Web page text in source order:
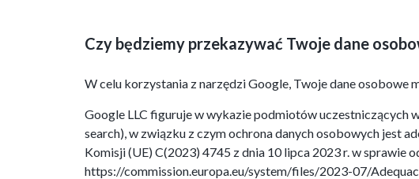
Czy będziemy przekazywać Twoje dane
W celu korzystania z narzędzi Google, Twoje dane osobowe
Google LLC figuruje w wykazie podmiotów
search), w związku z czym ochrona danych osobowych jest
Komisji (UE) C(2023) 4745 z dnia 10 lipca 2023 r. w
https://commission.europa.eu/system/files/2023-07/